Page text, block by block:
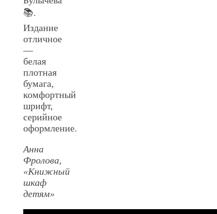
📚.
Издание
отличное
—
белая
плотная
бумага,
комфортный
шрифт,
серийное
оформление.
Анна
Фролова,
«Книжный
шкаф
детям»